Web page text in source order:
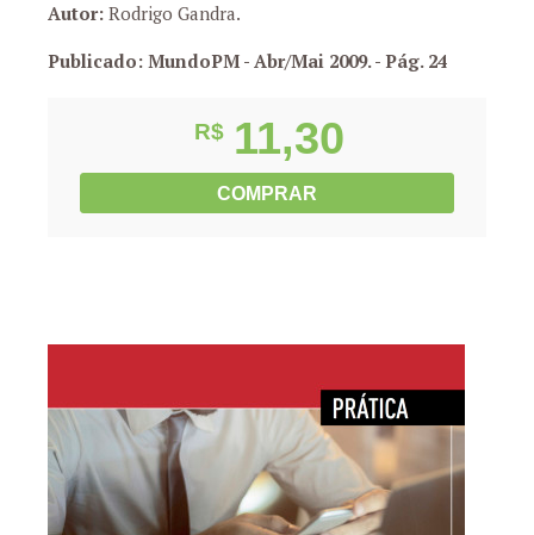
Autor: Rodrigo Gandra.
Publicado: MundoPM - Abr/Mai 2009.- Pág. 24
R$ 11,30
COMPRAR